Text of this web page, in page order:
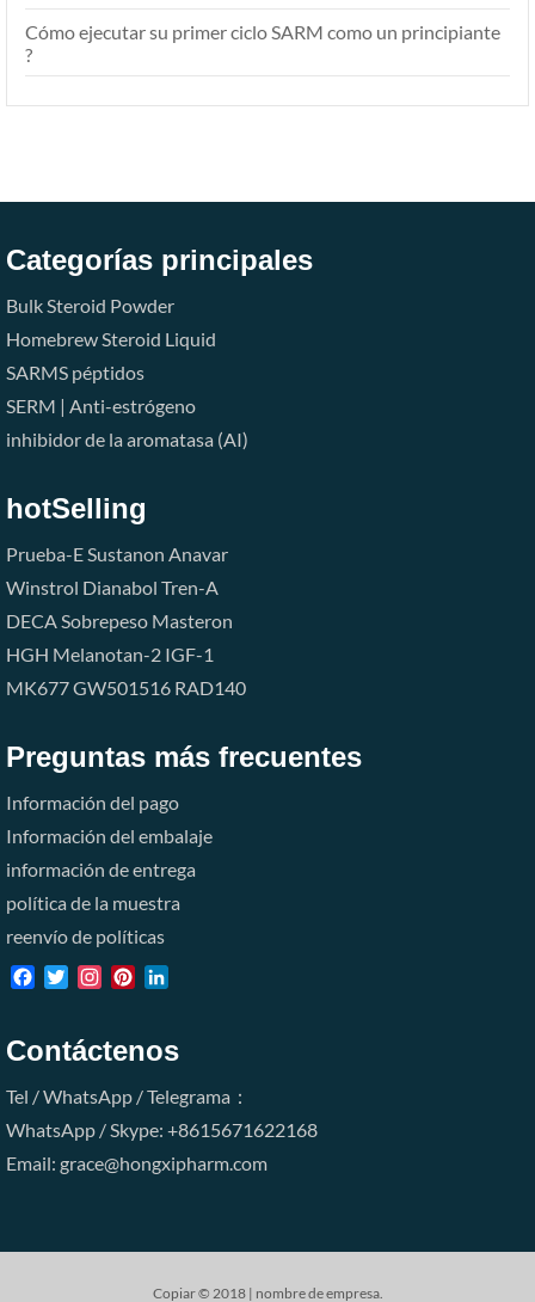
Cómo ejecutar su primer ciclo SARM como un principiante
?
Categorías principales
Bulk Steroid Powder
Homebrew Steroid Liquid
SARMS péptidos
SERM | Anti-estrógeno
inhibidor de la aromatasa (AI)
hotSelling
Prueba-ESustanon Anavar
Winstrol Dianabol Tren-A
DECASobrepeso Masteron
HGH Melanotan-2 IGF-1
MK677GW501516 RAD140
Preguntas más frecuentes
Información del pago
Información del embalaje
información de entrega
política de la muestra
reenvío de políticas
Facebook
TwitterInstagramPinterest
Contáctenos
Tel / WhatsApp / Telegrama：
WhatsApp / Skype: +8615671622168
Email: grace@hongxipharm.com
Copiar © 2018 | nombre de empresa.